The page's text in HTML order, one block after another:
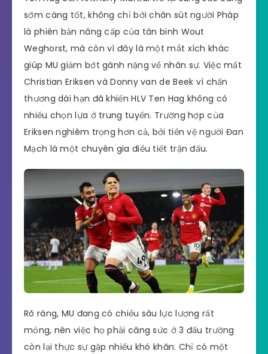
sớm càng tốt, không chỉ bởi chân sút người Pháp
là phiên bản nâng cấp của tân binh Wout
Weghorst, mà còn vì đây là một mắt xích khác
giúp MU giảm bớt gánh nặng về nhân sự. Việc mất
Christian Eriksen và Donny van de Beek vì chấn
thương dài hạn đã khiến HLV Ten Hag không có
nhiều chọn lựa ở trung tuyến. Trường hợp của
Eriksen nghiêm trọng hơn cả, bởi tiền vệ người Đan
Mạch là một chuyên gia điều tiết trận đấu.
Rõ ràng, MU đang có chiều sâu lực lượng rất
mỏng, nên việc họ phải căng sức ở 3 đấu trường
còn lại thực sự gặp nhiều khó khăn. Chỉ có một